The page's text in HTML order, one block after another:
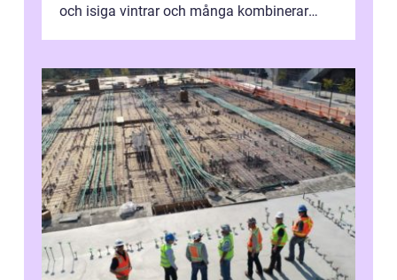
och isiga vintrar och många kombinerar